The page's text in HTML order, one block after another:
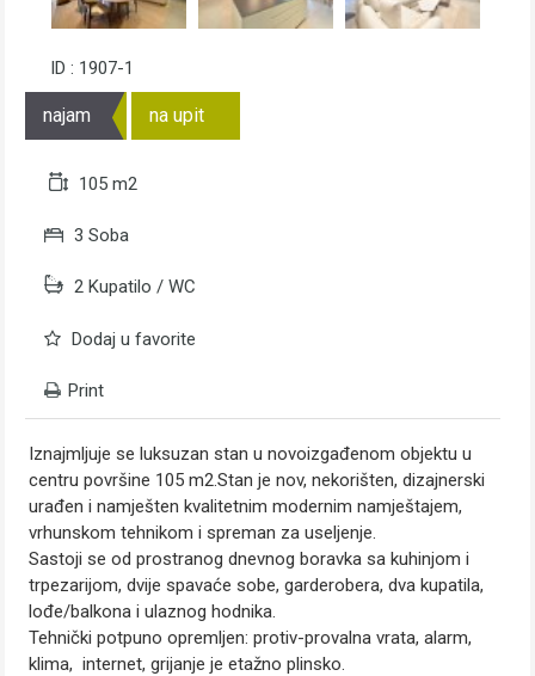
ID : 1907-1
najam na upit
105 m2
3 Soba
2 Kupatilo / WC
Dodaj u favorite
Print
Iznajmljuje se luksuzan stan u novoizgađenom objektu u
centru površine 105 m2.Stan je nov, nekorišten, dizajnerski
urađen i namješten kvalitetnim modernim namještajem,
vrhunskom tehnikom i spreman za useljenje.
Sastoji se od prostranog dnevnog boravka sa kuhinjom i
trpezarijom, dvije spavaće sobe, garderobera, dva kupatila,
lođe/balkona i ulaznog hodnika.
Tehnički potpuno opremljen: protiv-provalna vrata, alarm,
klima, internet, grijanje je etažno plinsko.